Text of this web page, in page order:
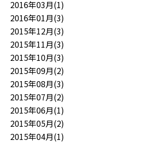
2016年03月(1)
2016年01月(3)
2015年12月(3)
2015年11月(3)
2015年10月(3)
2015年09月(2)
2015年08月(3)
2015年07月(2)
2015年06月(1)
2015年05月(2)
2015年04月(1)